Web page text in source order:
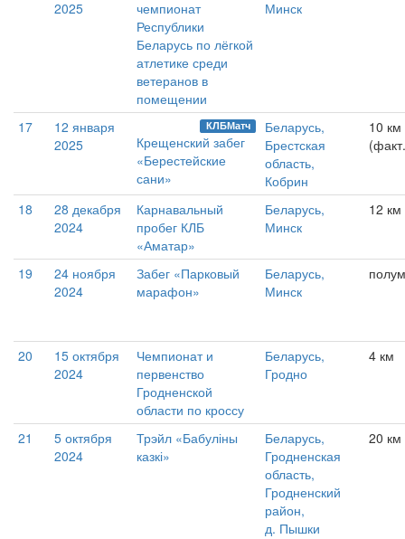
2025
чемпионат
Республики
Беларусь по лёгкой
атлетике среди
ветеранов в
помещении
Минск
17
12 января
2025
КЛБМатч
Крещенский забег
«Берестейские
сани»
Беларусь,
Брестская
область,
Кобрин
10 км
18
28 декабря
2024
Карнавальный
пробег КЛБ
«Аматар»
Беларусь,
Минск
12 км
19
24 ноября
2024
Забег «Парковый
марафон»
Беларусь,
Минск
20
15 октября
2024
Чемпионат и
первенство
Гродненской
области по кроссу
Беларусь,
Гродно
4 км
21
5 октября
2024
Трэйл «Бабуліны
казкі»
Беларусь,
Гродненская
область,
Гродненский
район,
д. Пышки
20